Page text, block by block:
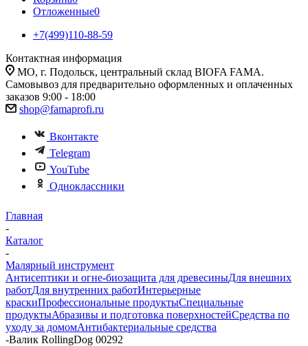
Отложенные0
+7(499)110-88-59
Контактная информация
МО, г. Подольск, центральный склад BIOFA FAMA.
Самовывоз для предварительно оформленных и оплаченных
заказов 9:00 - 18:00
shop@famaprofi.ru
Вконтакте
Telegram
YouTube
Одноклассники
Главная
-
Каталог
-
Малярный инструмент
Антисептики и огне-биозащита для древесиныДля внешних
работДля внутренних работИнтерьерные
краскиПрофессиональные продуктыСпециальные
продуктыАбразивы и подготовка поверхностейСредства по
уходу за домомАнтибактериальные средства
-Валик RollingDog 00292